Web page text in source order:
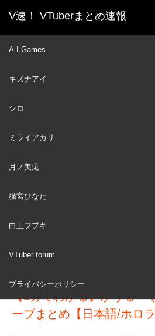
V速！ VTuberまとめ速報
A.I.Games
キズナアイ
シロ
ミライアカリ
月ノ美兎
猫宮ひなた
白上フブキ
VTuber forum
プライバシーポリシー
ホーム
新着動画一覧
26
【8分でわかる】がうる・
ーブまとめ【日本語/ホロ